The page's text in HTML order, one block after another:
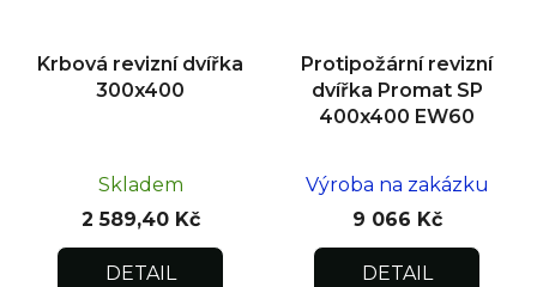
Krbová revizní dvířka
300x400
Skladem
2 589,40 Kč
DETAIL
Protipožární revizní
dvířka Promat SP
400x400 EW60
Výroba na zakázku
9 066 Kč
DETAIL